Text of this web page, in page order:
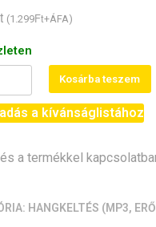
(1.299Ft+ÁFA)
Kosárba teszem
a kívánságlistához
a termékkel
HANGKELTÉS (MP3,